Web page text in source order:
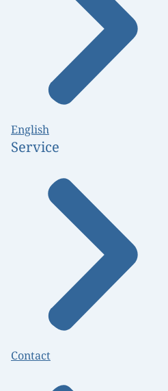
English
Service
Contact